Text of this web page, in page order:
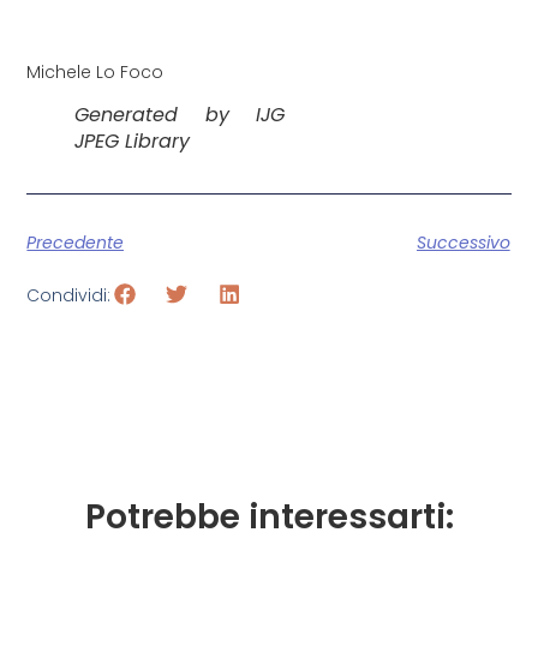
Michele Lo Foco
Generated by IJG
JPEG Library
Precedente Successivo
Condividi:
Potrebbe interessarti: